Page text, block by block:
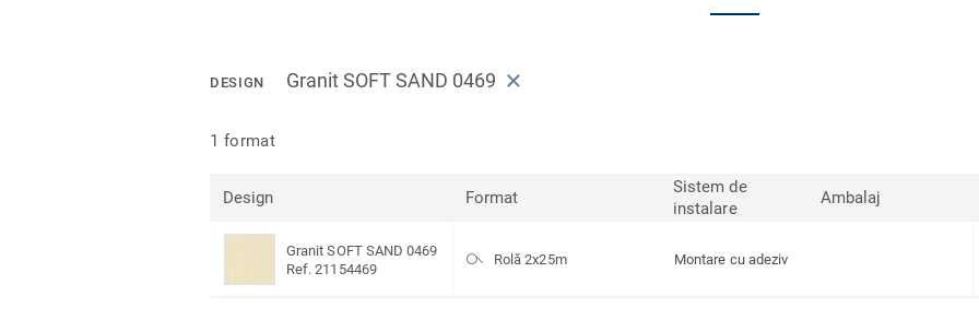
DESIGN Granit SOFT SAND 0469
1 format
Design Format
Sistem de
instalare
Ambalaj
Granit SOFT SAND 0469
Ref. 21154469
Rolă 2x25m Montare cu adeziv